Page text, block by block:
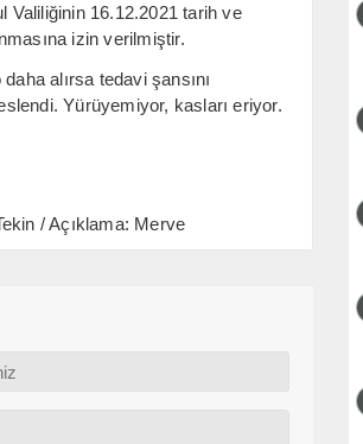
Valiliğinin 16.12.2021 tarih ve
izin verilmiştir.
alırsa tedavi şansını
Yürüyemiyor, kasları eriyor.
/ Açıklama: Merve